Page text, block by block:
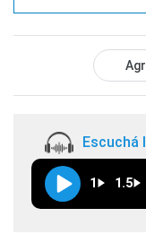
Escuchá
1 1.5